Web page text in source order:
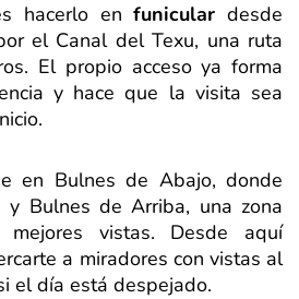
hacerlo enfuniculardesde
el Canal del Texu, una ruta
El propio acceso ya forma
y hace que la visita sea
en Bulnes de Abajo, donde
y Bulnes de Arriba, una zona
vistas. Desde aquí
a miradores con vistas al
el día está despejado.